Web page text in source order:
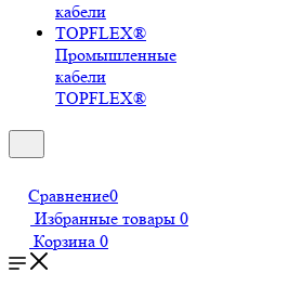
Промышленные
кабели
TOPFLEX®
Сравнение0
Избранные товары 0
Корзина 0